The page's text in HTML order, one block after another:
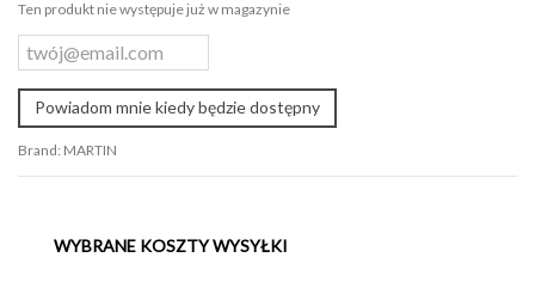
Ten produkt nie występuje już w magazynie
Powiadom mnie kiedy będzie dostępny
Brand: MARTIN
WYBRANE KOSZTY WYSYŁKI